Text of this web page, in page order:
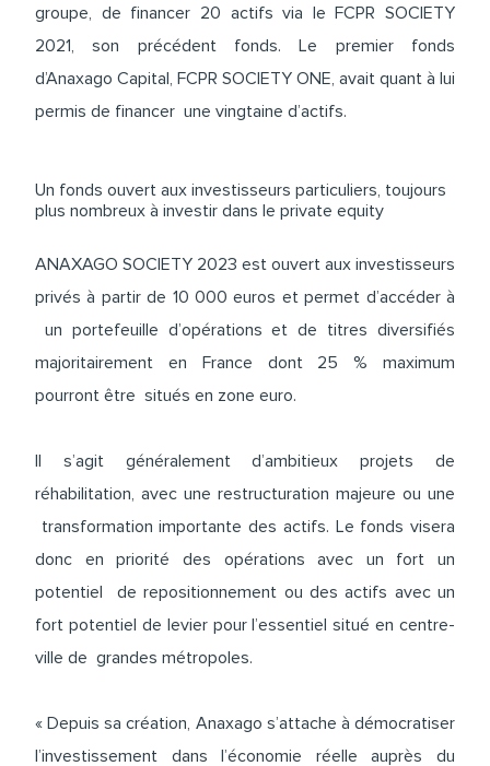
groupe, de financer 20 actifs via le FCPR SOCIETY
2021, son précédent fonds. Le premier fonds
d’Anaxago Capital, FCPR SOCIETY ONE, avait quant à lui
permis de financer une vingtaine d’actifs.
Un fonds ouvert aux investisseurs particuliers, toujours
plus nombreux à investir dans le private equity
ANAXAGO SOCIETY 2023 est ouvert aux investisseurs
privés à partir de 10 000 euros et permet d’accéder à
un portefeuille d’opérations et de titres diversifiés
majoritairement en France dont 25 % maximum
pourront être situés en zone euro.
Il s’agit généralement d’ambitieux projets de
réhabilitation, avec une restructuration majeure ou une
transformation importante des actifs. Le fonds visera
donc en priorité des opérations avec un fort un
potentiel de repositionnement ou des actifs avec un
fort potentiel de levier pour l’essentiel situé en centre-
ville de grandes métropoles.
« Depuis sa création, Anaxago s’attache à démocratiser
l’investissement dans l’économie réelle auprès du